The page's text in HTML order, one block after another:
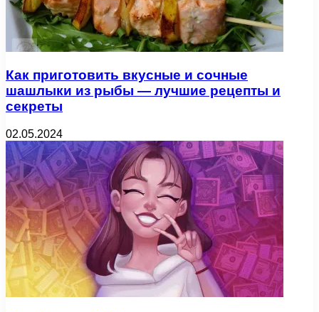
Как приготовить вкусные и сочные
шашлыки из рыбы — лучшие рецепты и
секреты
02.05.2024